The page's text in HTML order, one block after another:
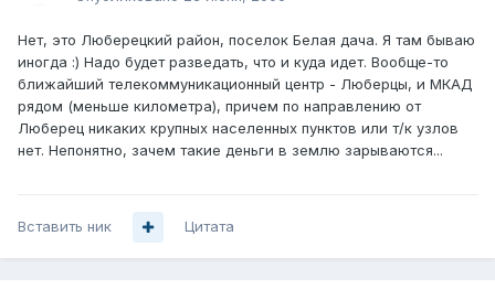
Нет, это Люберецкий район, поселок Белая дача. Я там бываю
иногда :) Надо будет разведать, что и куда идет. Вообще-то
ближайший телекоммуникационный центр - Люберцы, и МКАД
рядом (меньше километра), причем по направлению от
Люберец никаких крупных населенных пунктов или т/к узлов
нет. Непонятно, зачем такие деньги в землю зарываются...
Вставить ник Цитата